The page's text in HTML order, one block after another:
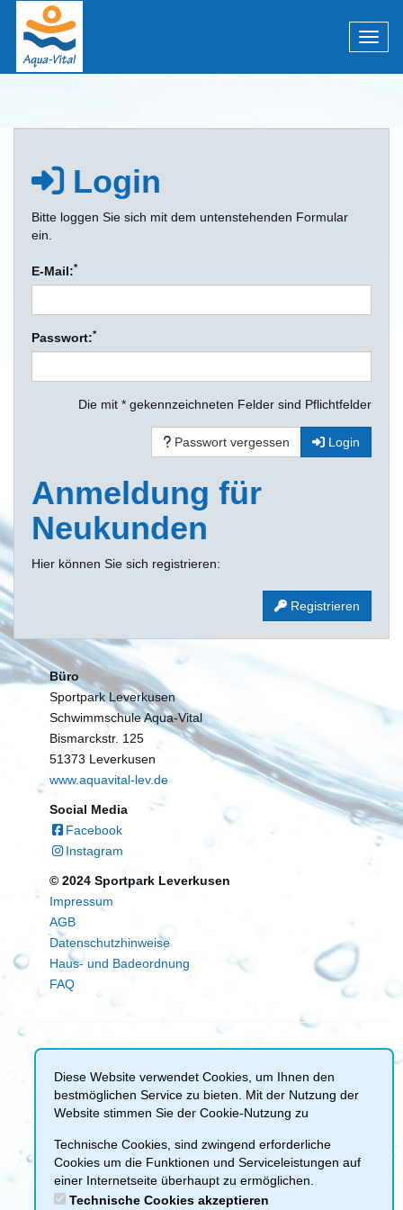
Menü
Login
Bitte loggen Sie sich mit dem untenstehenden Formular
ein.
E-Mail:*
Passwort:*
Die mit * gekennzeichneten Felder sind Pflichtfelder
Passwort vergessen Login
Anmeldung für
Neukunden
Hier können Sie sich registrieren:
Registrieren
Büro
Sportpark Leverkusen
Schwimmschule Aqua-Vital
Bismarckstr. 125
51373 Leverkusen
www.aquavital-lev.de
Social Media
Facebook
Instagram
© 2024 Sportpark Leverkusen
Impressum
AGB
Datenschutzhinweise
Haus- und Badeordnung
FAQ
Diese Website verwendet Cookies, um Ihnen den
bestmöglichen Service zu bieten. Mit der Nutzung der
Website stimmen Sie der Cookie-Nutzung zu
Technische Cookies, sind zwingend erforderliche
Cookies um die Funktionen und Serviceleistungen auf
einer Internetseite überhaupt zu ermöglichen.
Technische Cookies akzeptieren